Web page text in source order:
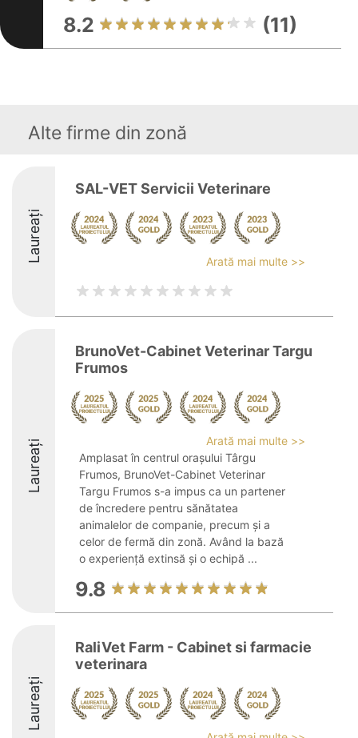
8.2 (11)
Alte firme din zonă
Laureați
SAL-VET Servicii Veterinare
Arată mai multe >>
Laureați
BrunoVet-Cabinet Veterinar Targu
Frumos
Arată mai multe >>
Amplasat în centrul orașului Târgu
Frumos, BrunoVet-Cabinet Veterinar
Targu Frumos s-a impus ca un partener
de încredere pentru sănătatea
animalelor de companie, precum și a
celor de fermă din zonă. Având la bază
o experiență extinsă și o echipă ...
9.8
Laureați
RaliVet Farm - Cabinet si farmacie
veterinara